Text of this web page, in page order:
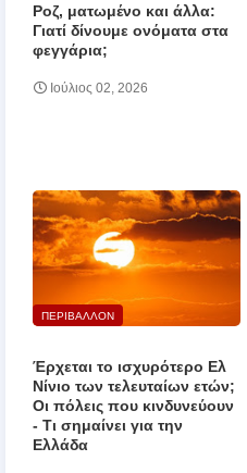
Ροζ, ματωμένο και άλλα:
Γιατί δίνουμε ονόματα στα
φεγγάρια;
Ιούλιος 02, 2026
ΠΕΡΙΒΑΛΛΟΝ
Έρχεται το ισχυρότερο Ελ
Νίνιο των τελευταίων ετών;
Οι πόλεις που κινδυνεύουν
‑ Τι σημαίνει για την
Ελλάδα